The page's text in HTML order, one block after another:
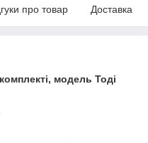
про товар Доставка
модель Тоді